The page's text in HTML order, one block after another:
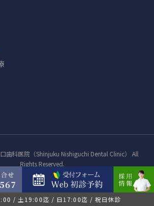
歯科医院（Shinjuku Nishiguchi Dental Clinic） All
Rights Reserved.
/ 土19:00迄 / 日17:00迄 / 祝日休診